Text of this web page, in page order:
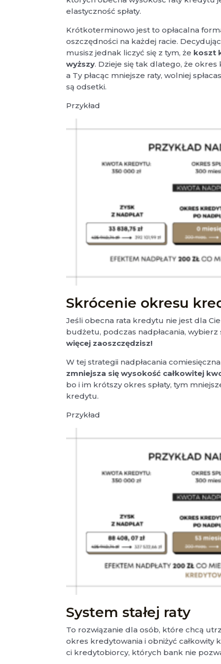
elastyczność spłaty.
Krótkoterminowo jest to opłacalna
oszczędności na każdej racie.
musisz jednak liczyć się z tym, że koszt
wyższy. Dzieje się tak dlatego, że
a Ty płacąc mniejsze raty, wolniej
są odsetki.
Przykład
Skrócenie okresu
Jeśli obecna rata kredytu nie jest dla
budżetu, podczas nadpłacania,
więcej zaoszczędzisz!
W tej strategii nadpłacania
zmniejsza się wysokość całkowitej
bo i im krótszy okres spłaty, tym
kredytu.
Przykład
System stałej raty
To rozwiązanie dla osób, które chcą
okres kredytowania i obniżyć całkowity
ci kredytobiorcy, których bank nie